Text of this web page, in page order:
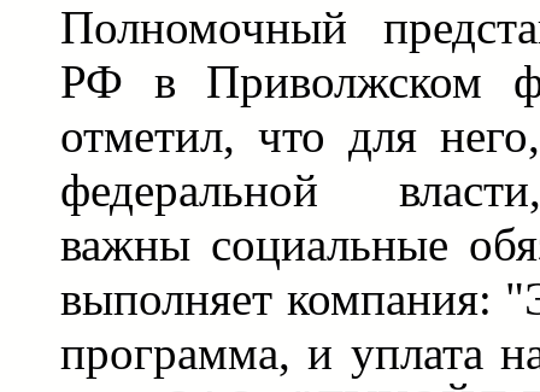
Полномочный
РФ в Приволжском
отметил, что для
федеральной
важны социальные
выполняет компания:
программа, и уплата